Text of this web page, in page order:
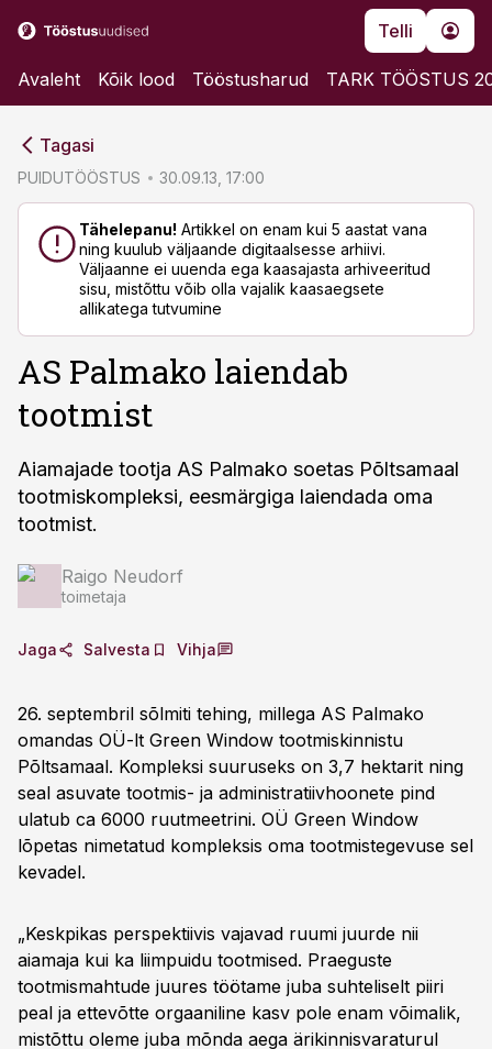
Telli
Avaleht Kõik lood Tööstusharud TARK TÖÖSTUS
Tagasi
PUIDUTÖÖSTUS 30.09.13, 17:00
Tähelepanu! Artikkel on enam kui 5 aastat vana
ning kuulub väljaande digitaalsesse arhiivi.
Väljaanne ei uuenda ega kaasajasta arhiveeritud
sisu, mistõttu võib olla vajalik kaasaegsete
allikatega tutvumine
AS Palmako laiendab
tootmist
Aiamajade tootja AS Palmako soetas Põltsamaal
tootmiskompleksi, eesmärgiga laiendada oma
tootmist.
Raigo Neudorf
toimetaja
Jaga Salvesta Vihja
26. septembril sõlmiti tehing, millega AS Palmako
omandas OÜ-lt Green Window tootmiskinnistu
Põltsamaal. Kompleksi suuruseks on 3,7 hektarit ning
seal asuvate tootmis- ja administratiivhoonete pind
ulatub ca 6000 ruutmeetrini. OÜ Green Window
lõpetas nimetatud kompleksis oma tootmistegevuse sel
kevadel.
„Keskpikas perspektiivis vajavad ruumi juurde nii
aiamaja kui ka liimpuidu tootmised. Praeguste
tootmismahtude juures töötame juba suhteliselt piiri
peal ja ettevõtte orgaaniline kasv pole enam võimalik,
mistõttu oleme juba mõnda aega ärikinnisvaraturul